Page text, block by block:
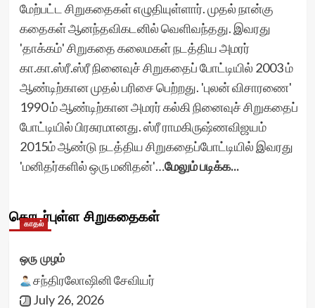
மேற்பட்ட சிறுகதைகள் எழுதியுள்ளார். முதல் நான்கு
கதைகள் ஆனந்தவிகடனில் வெளிவந்தது. இவரது
'தாக்கம்' சிறுகதை கலைமகள் நடத்திய அமரர்
கா.கா.ஸ்ரீ.ஸ்ரீ நினைவுச் சிறுகதைப் போட்டியில் 2003 ம்
ஆண்டிற்கான முதல் பரிசை பெற்றது. 'புலன் விசாரணை'
1990 ம் ஆண்டிற்கான அமரர் கல்கி நினைவுச் சிறுகதைப்
போட்டியில் பிரசுரமானது. ஸ்ரீ ராமகிருஷ்ணவிஜயம்
2015ம் ஆண்டு நடத்திய சிறுகதைப்போட்டியில் இவரது
'மனிதர்களில் ஒரு மனிதன்'…மேலும் படிக்க...
தொடர்புள்ள சிறுகதைகள்
காதல்
ஒரு முழம்
சந்திரலோஷினி சேவியர்
July 26, 2026